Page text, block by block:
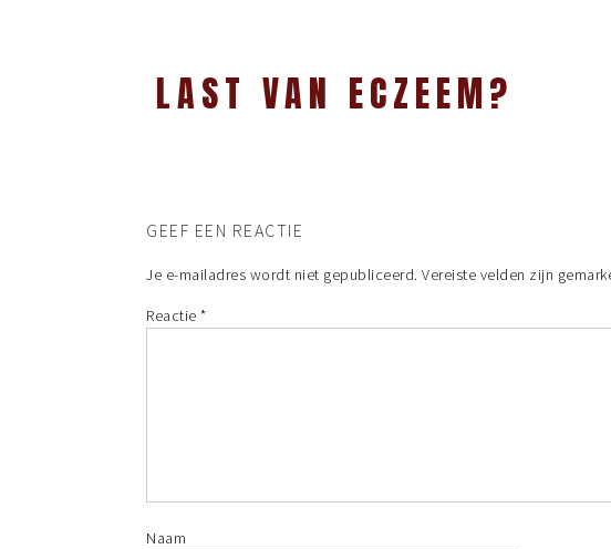
LAST VAN ECZEEM?
GEEF EEN REACTIE
Je e-mailadres wordt niet gepubliceerd. Vereiste velden zijn
Reactie *
Naam